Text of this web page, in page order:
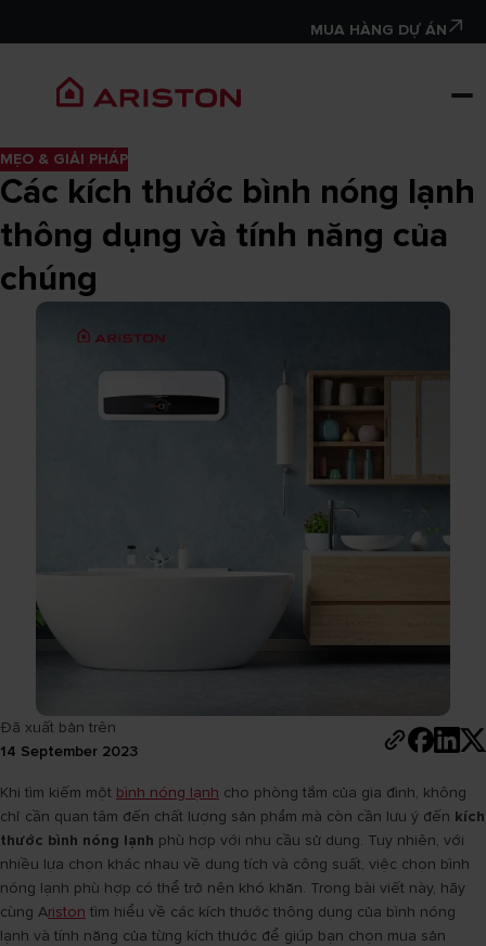
MUA HÀNG DỰ ÁN
MẸO & GIẢI PHÁP
Các kích thước bình nóng lạnh
thông dụng và tính năng của
chúng
Đã xuất bản trên
14 September 2023
Khi tìm kiếm một bình nóng lạnh cho phòng tắm của gia đình, không
chỉ cần quan tâm đến chất lượng sản phẩm mà còn cần lưu ý đến kích
thước bình nóng lạnh phù hợp với nhu cầu sử dụng. Tuy nhiên, với
nhiều lựa chọn khác nhau về dung tích và công suất, việc chọn bình
nóng lạnh phù hợp có thể trở nên khó khăn. Trong bài viết này, hãy
cùng Ariston tìm hiểu về các kích thước thông dụng của bình nóng
lạnh và tính năng của từng kích thước để giúp bạn chọn mua sản